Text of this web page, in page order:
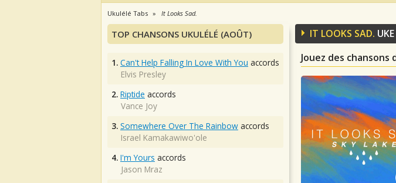
Ukulélé Tabs It Looks Sad.
IT LOOKS SAD.
Jouez des chansons
TOP CHANSONS UKULÉLÉ (AOÛT)
1. Can't Help Falling In Love With You accords
Elvis Presley
2. Riptide accords
Vance Joy
3. Somewhere Over The Rainbow accords
Israel Kamakawiwo'ole
4. I'm Yours accords
Jason Mraz